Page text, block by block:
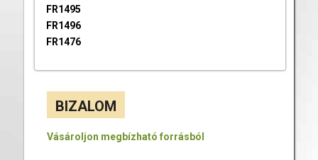
FR1495
FR1496
FR1476
BIZALOM
Vásároljon megbízható forrásból